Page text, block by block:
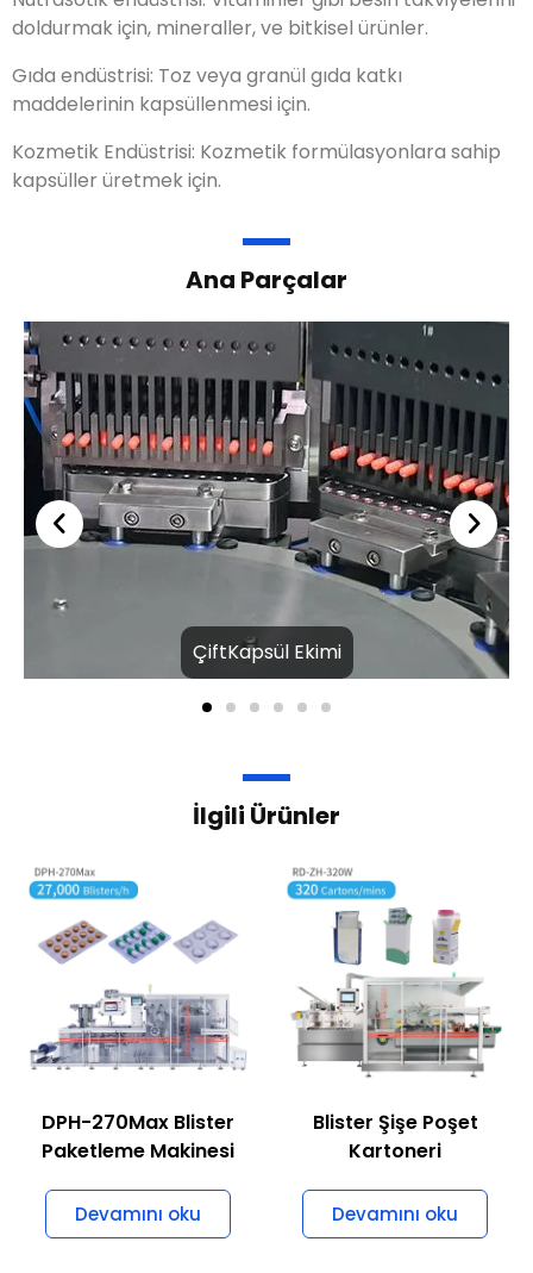
doldurmak için, mineraller, ve bitkisel ürünler.
Gıda endüstrisi: Toz veya granül gıda katkı
maddelerinin kapsüllenmesi için.
Kozmetik Endüstrisi: Kozmetik formülasyonlara sahip
kapsüller üretmek için.
Ana Parçalar
ÇiftKapsül Ekimi
İlgili Ürünler
DPH-270Max Blister
Paketleme Makinesi
Devamını oku
Blister Şişe Poşet
Kartoneri
Devamını oku